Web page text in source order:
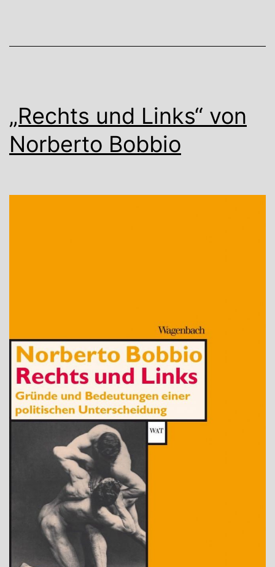
„Rechts und Links“ von
Norberto Bobbio